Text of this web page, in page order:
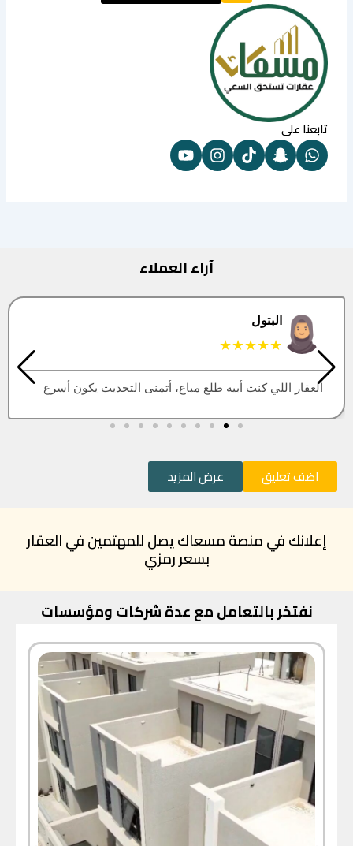
تابعنا على
آراء العملاء
البتول
★★★★★
العقار اللي كنت أبيه طلع مباع، أتمنى التحديث يكون أسرع
اضف تعليق عرض المزيد
إعلانك في منصة مسعاك يصل للمهتمين في العقار
بسعر رمزي
نفتخر بالتعامل مع عدة شركات ومؤسسات